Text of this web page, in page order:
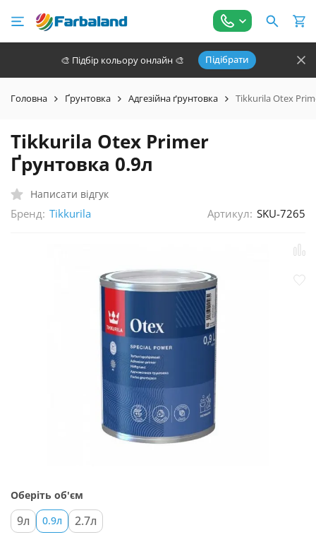
🎨 Підбір кольору онлайн 🎨 Підібрати
Головна Ґрунтовка Адгезійна ґрунтовка Tikkurila Otex
Tikkurila Otex Primer
Ґрунтовка 0.9л
Написати відгук
Бренд: Tikkurila Артикул: SKU-7265
Оберіть об'єм
9л 0.9л 2.7л